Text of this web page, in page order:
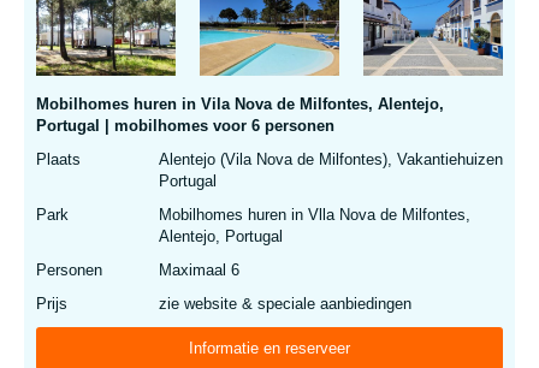
Mobilhomes huren in Vila Nova de Milfontes, Alentejo,
Portugal | mobilhomes voor 6 personen
Plaats
Alentejo (Vila Nova de Milfontes), Vakantiehuizen
Portugal
Park
Mobilhomes huren in Vlla Nova de Milfontes,
Alentejo, Portugal
Personen
Maximaal 6
Prijs
zie website & speciale aanbiedingen
Informatie en reserveer